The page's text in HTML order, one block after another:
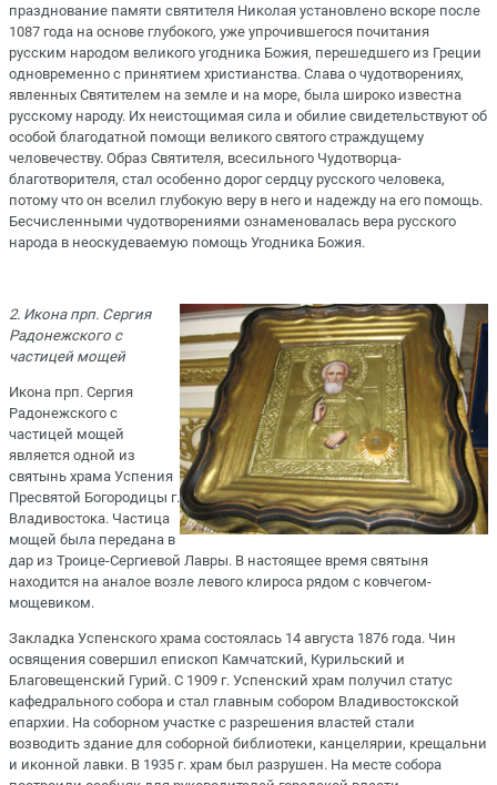
празднование памяти святителя Николая установлено вскоре после
1087 года на основе глубокого, уже упрочившегося почитания
русским народом великого угодника Божия, перешедшего из Греции
одновременно с принятием христианства. Слава о чудотворениях,
явленных Святителем на земле и на море, была широко известна
русскому народу. Их неистощимая сила и обилие свидетельствуют об
особой благодатной помощи великого святого страждущему
человечеству. Образ Святителя, всесильного Чудотворца-
благотворителя, стал особенно дорог сердцу русского человека,
потому что он вселил глубокую веру в него и надежду на его помощь.
Бесчисленными чудотворениями ознаменовалась вера русского
народа в неоскудеваемую помощь Угодника Божия.
2. Икона прп. Сергия
Радонежского с
частицей мощей
Икона прп. Сергия
Радонежского с
частицей мощей
является одной из
святынь храма Успения
Пресвятой Богородицы г.
Владивостока. Частица
мощей была передана в
дар из Троице-Сергиевой Лавры. В настоящее время святыня
находится на аналое возле левого клироса рядом с ковчегом-
мощевиком.
Закладка Успенского храма состоялась 14 августа 1876 года. Чин
освящения совершил епископ Камчатский, Курильский и
Благовещенский Гурий. С 1909 г. Успенский храм получил статус
кафедрального собора и стал главным собором Владивостокской
епархии. На соборном участке с разрешения властей стали
возводить здание для соборной библиотеки, канцелярии, крещальни
и иконной лавки. В 1935 г. храм был разрушен. На месте собора